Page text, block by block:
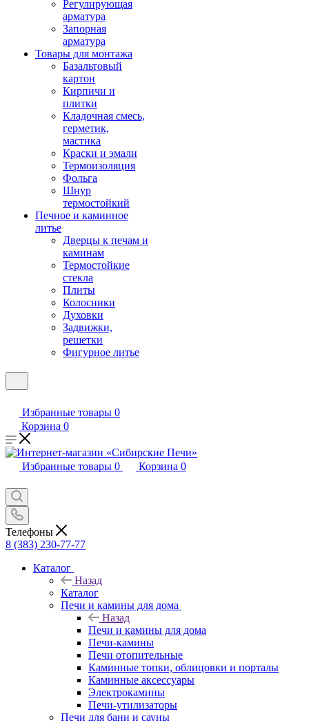
Регулирующая
арматура
Запорная
арматура
Товары для монтажа
Базальтовый
картон
Кирпичи и
плитки
Кладочная смесь,
герметик,
мастика
Краски и эмали
Термоизоляция
Фольга
Шнур
термостойкий
Печное и каминное
литье
Дверцы к печам и
каминам
Термостойкие
стекла
Плиты
Колосники
Духовки
Задвижки,
решетки
Фигурное литье
Избранные товары 0
Корзина 0
Избранные товары 0 Корзина 0
Телефоны
8 (383) 230-77-77
Каталог
Назад
Каталог
Печи и камины для дома
Назад
Печи и камины для дома
Печи-камины
Печи отопительные
Каминные топки, облицовки и порталы
Каминные аксессуары
Электрокамины
Печи-утилизаторы
Печи для бани и сауны